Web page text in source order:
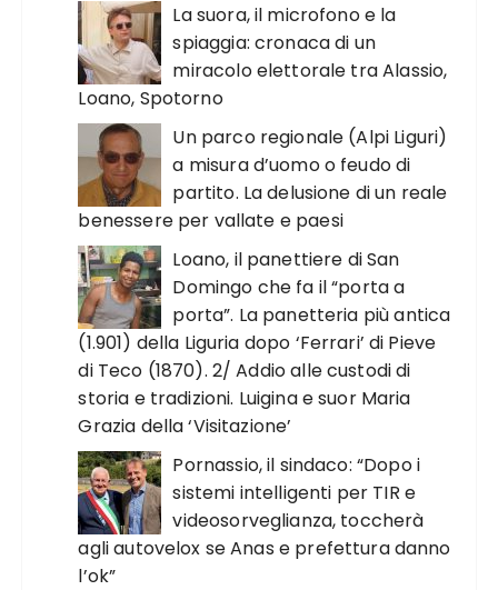
La suora, il microfono e la
spiaggia: cronaca di un
miracolo elettorale tra Alassio,
Loano, Spotorno
Un parco regionale (Alpi Liguri)
a misura d’uomo o feudo di
partito. La delusione di un reale
benessere per vallate e paesi
Loano, il panettiere di San
Domingo che fa il “porta a
porta”. La panetteria più antica
(1.901) della Liguria dopo ‘Ferrari’ di Pieve
di Teco (1870). 2/ Addio alle custodi di
storia e tradizioni. Luigina e suor Maria
Grazia della ‘Visitazione’
Pornassio, il sindaco: “Dopo i
sistemi intelligenti per TIR e
videosorveglianza, toccherà
agli autovelox se Anas e prefettura danno
l’ok”